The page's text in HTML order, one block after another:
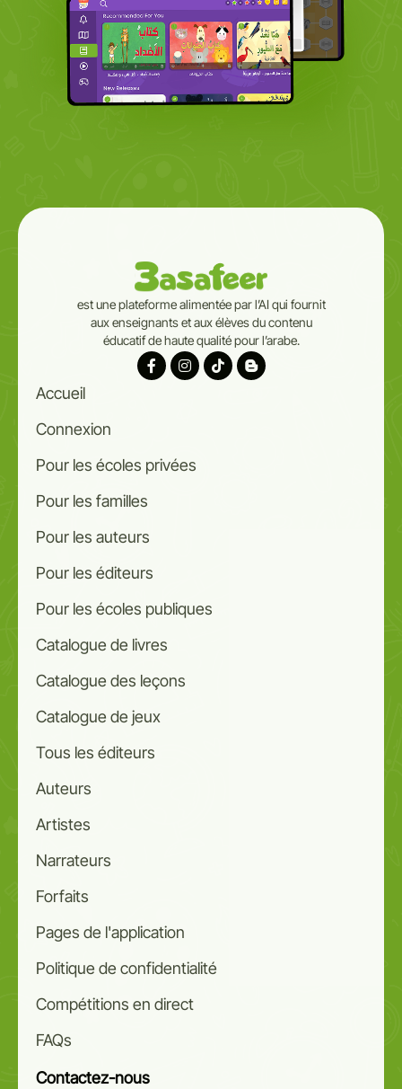
est une plateforme alimentée par l’AI qui fournit
aux enseignants et aux élèves du contenu
éducatif de haute qualité pour l’arabe.
Accueil
Connexion
Pour les écoles privées
Pour les familles
Pour les auteurs
Pour les éditeurs
Pour les écoles publiques
Catalogue de livres
Catalogue des leçons
Catalogue de jeux
Tous les éditeurs
Auteurs
Artistes
Narrateurs
Forfaits
Pages de l'application
Politique de confidentialité
Compétitions en direct
FAQs
Contactez-nous